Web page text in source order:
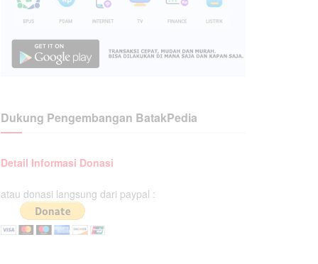
Dukung Pengembangan BatakPedia
Detail Informasi Donasi
atau donasi langsung dari paypal :